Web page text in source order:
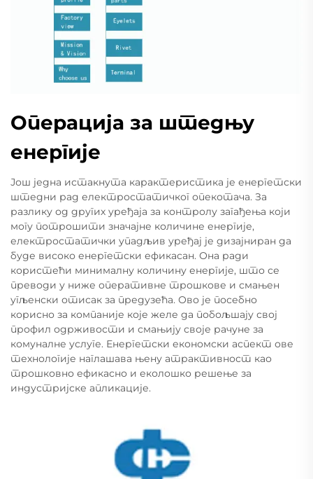
Операција за штедњу
енергије
Још једна истакнута карактеристика је енергетски
штедни рад електростатичког опекотача. За
разлику од других уређаја за контролу загађења који
могу потрошити значајне количине енергије,
електростатички упадљив уређај је дизајниран да
буде високо енергетски ефикасан. Она ради
користећи минималну количину енергије, што се
преводи у ниже оперативне трошкове и смањен
угљенски отисак за предузећа. Ово је посебно
корисно за компаније које желе да побољшају свој
профил одрживости и смањију своје рачуне за
комуналне услуге. Енергетски економски аспект ове
технологије наглашава њену атрактивност као
трошковно ефикасно и еколошко решење за
индустријске апликације.